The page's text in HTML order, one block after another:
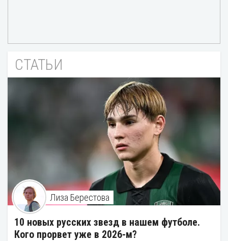
СТАТЬИ
Лиза Берестова
10 новых русских звезд в нашем футболе.
Кого прорвет уже в 2026-м?